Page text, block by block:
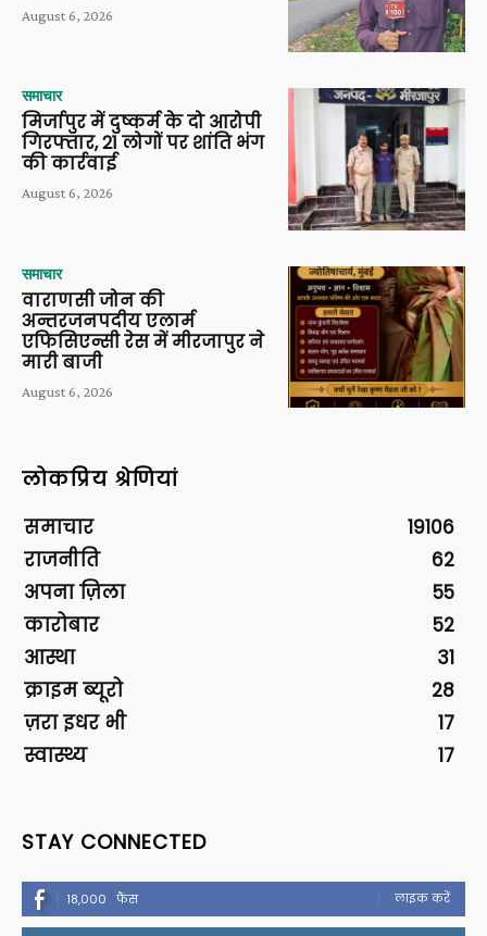
August 6, 2026
समाचार
मिर्जापुर में दुष्कर्म के दो आरोपी
गिरफ्तार, 21 लोगों पर शांति भंग
की कार्रवाई
August 6, 2026
समाचार
वाराणसी जोन की
अन्तरजनपदीय एलार्म
एफिसिएन्सी रेस में मीरजापुर ने
मारी बाजी
August 6, 2026
लोकप्रिय श्रेणियां
समाचार
19106
राजनीति
62
अपना ज़िला
55
कारोबार
52
आस्था
31
क्राइम ब्यूरो
28
ज़रा इधर भी
17
स्वास्थ्य
17
STAY CONNECTED
18,000 फैंस लाइक करें